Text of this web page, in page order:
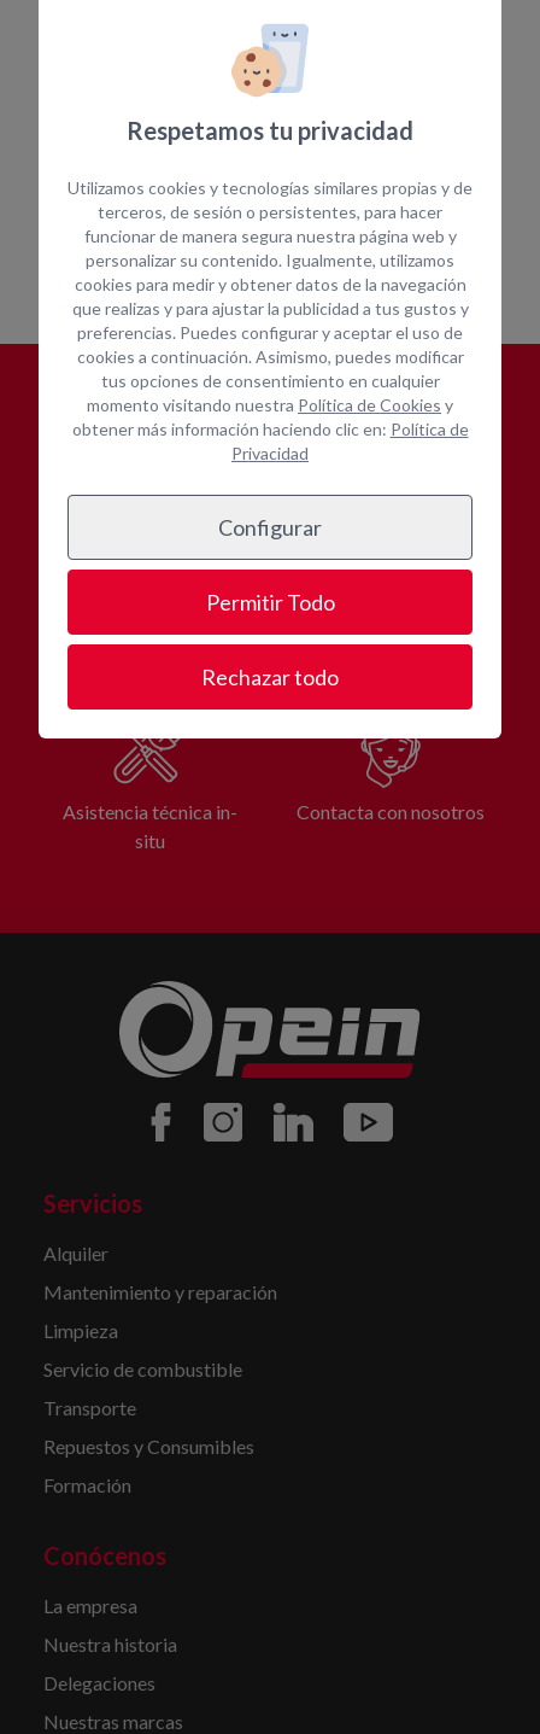
maquinaria pequeña para
profesionales, instaladores,
autónomos, reformistas en el
Puerto de Las Palmas de Gran
Canaria
¿POR QUÉALQUILAR CON
OPEIN?
Amplia gama de equipos Cotización inmediata
Asistencia técnica in-
situ
Contacta con nosotros
Servicios
Alquiler
Mantenimiento y reparación
Limpieza
Servicio de combustible
Transporte
Repuestos y Consumibles
Formación
Conócenos
La empresa
Nuestra historia
Delegaciones
Nuestras marcas
Respetamos tu privacidad
Utilizamos cookies y tecnologías similares propias y de
terceros, de sesión o persistentes, para hacer
funcionar de manera segura nuestra página web y
personalizar su contenido. Igualmente, utilizamos
cookies para medir y obtener datos de la navegación
que realizas y para ajustar la publicidad a tus gustos y
preferencias. Puedes configurar y aceptar el uso de
cookies a continuación. Asimismo, puedes modificar
tus opciones de consentimiento en cualquier
momento visitando nuestra Política de Cookies y
obtener más información haciendo clic en: Política de
Privacidad
Configurar
Permitir Todo
Rechazar todo